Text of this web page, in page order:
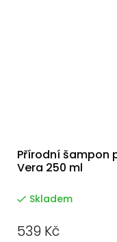
Přírodní šampon
Vera 250 ml
Skladem
539 Kč